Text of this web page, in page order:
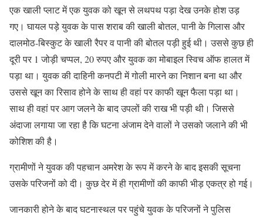
एक खाली प्लाट में एक युवक को खून से लथपथ पड़ा देख उनके होश उड़
गए। घायल पड़े युवक के पास शराब की खाली बोतल, पानी के गिलास और
दालमोठ-बिस्कुट के खाली रैपर व पानी की बोतल पड़ी हुई थी। उससे कुछ ही
दूरी पर 1 जोड़ी चप्पल, 20 रुपए और युवक का मोबाइल स्विच ऑफ हालत में
पड़ा था। युवक की दाहिनी कनपटी में गोली मारने का निशान बना था और
उससे खून का रिसाव होने के साथ ही वहां पर काफी खून फैला पड़ा था।
साथ ही वहां पर आग जलने के बाद उपलों की राख भी पड़ी थी। जिससे
अंदाजा लगाया जा रहा है कि घटना अंजाम देने वालों ने उसको जलाने की भी
कोशिश की है।
ग्रामीणों ने युवक की पहचान अमरेश के रूप में करने के बाद इसकी सूचना
उसके परिजनों को दी। कुछ देर में ही ग्रामीणों की काफी भीड़ एकत्र हो गई।
जानकारी होने के बाद घटनास्थल पर पहुंचे युवक के परिजनों ने पुलिस